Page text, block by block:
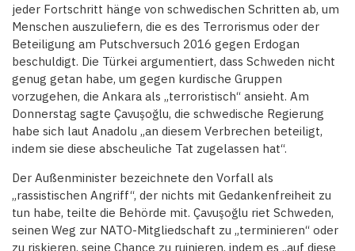
jeder Fortschritt hänge von schwedischen Schritten ab, um
Menschen auszuliefern, die es des Terrorismus oder der
Beteiligung am Putschversuch 2016 gegen Erdogan
beschuldigt. Die Türkei argumentiert, dass Schweden nicht
genug getan habe, um gegen kurdische Gruppen
vorzugehen, die Ankara als „terroristisch“ ansieht. Am
Donnerstag sagte Çavuşoğlu, die schwedische Regierung
habe sich laut Anadolu „an diesem Verbrechen beteiligt,
indem sie diese abscheuliche Tat zugelassen hat“.
Der Außenminister bezeichnete den Vorfall als
„rassistischen Angriff“, der nichts mit Gedankenfreiheit zu
tun habe, teilte die Behörde mit. Çavuşoğlu riet Schweden,
seinen Weg zur NATO-Mitgliedschaft zu „terminieren“ oder
zu riskieren, seine Chance zu ruinieren, indem es „auf diese